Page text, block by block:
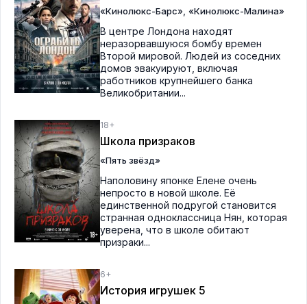
«Кинолюкс-Барс» «Кинолюкс-Малина»
В центре Лондона находят
неразорвавшуюся бомбу времен
Второй мировой. Людей из соседних
домов эвакуируют, включая
работников крупнейшего банка
Великобритании...
18+
Школа призраков
«Пять звёзд»
Наполовину японке Елене очень
непросто в новой школе. Её
единственной подругой становится
странная одноклассница Нян, которая
уверена, что в школе обитают
призраки...
6+
История игрушек 5